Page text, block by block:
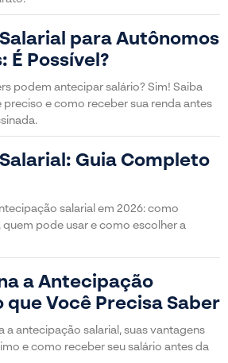
para Autônomos
É Possível?
podem antecipar salário? Sim! Saiba
e como receber sua renda antes
Guia Completo
salarial em 2026: como
pode usar e como escolher a
a Antecipação
que Você Precisa Saber
a antecipação salarial, suas vantagens
e como receber seu salário antes da